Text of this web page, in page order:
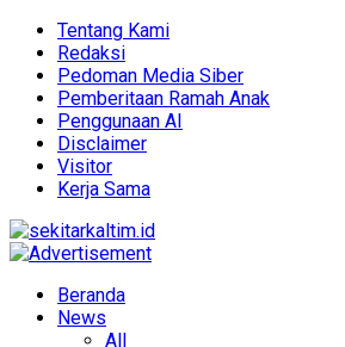
Tentang Kami
Redaksi
Pedoman Media Siber
Pemberitaan Ramah Anak
Penggunaan AI
Disclaimer
Visitor
Kerja Sama
Beranda
News
All